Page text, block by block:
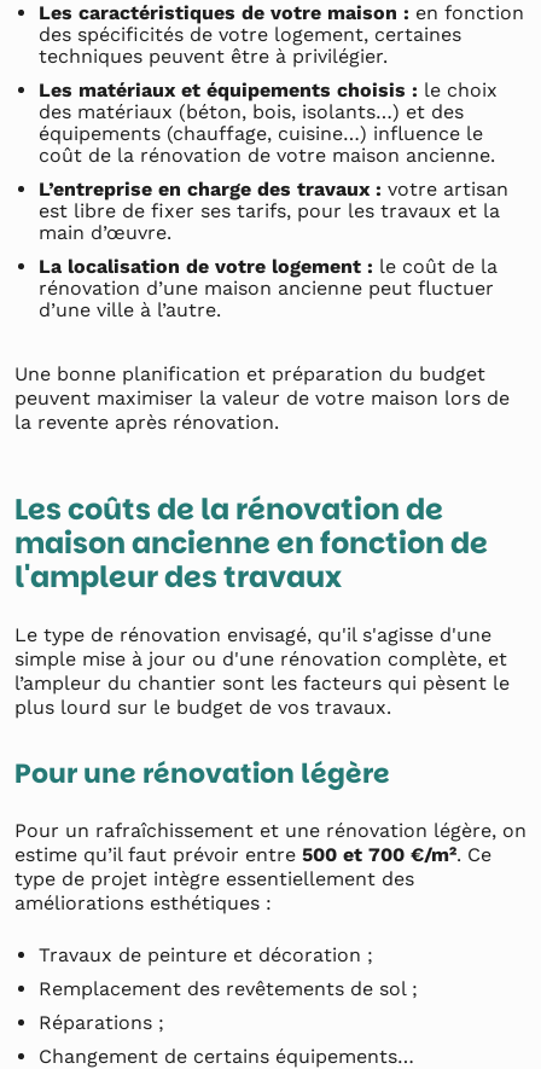
Les caractéristiques de votre maison : en fonction
des spécificités de votre logement, certaines
techniques peuvent être à privilégier.
Les matériaux et équipements choisis : le choix
des matériaux (béton, bois, isolants…) et des
équipements (chauffage, cuisine…) influence le
coût de la rénovation de votre maison ancienne.
L’entreprise en charge des travaux : votre artisan
est libre de fixer ses tarifs, pour les travaux et la
main d’œuvre.
La localisation de votre logement : le coût de la
rénovation d’une maison ancienne peut fluctuer
d’une ville à l’autre.
Une bonne planification et préparation du budget
peuvent maximiser la valeur de votre maison lors de
la revente après rénovation.
Les coûts de la rénovation de
maison ancienne en fonction de
l'ampleur des travaux
Le type de rénovation envisagé, qu'il s'agisse d'une
simple mise à jour ou d'une rénovation complète, et
l’ampleur du chantier sont les facteurs qui pèsent le
plus lourd sur le budget de vos travaux.
Pour une rénovation légère
Pour un rafraîchissement et une rénovation légère, on
estime qu’il faut prévoir entre 500 et 700 €/m². Ce
type de projet intègre essentiellement des
améliorations esthétiques :
Travaux de peinture et décoration ;
Remplacement des revêtements de sol ;
Réparations ;
Changement de certains équipements…